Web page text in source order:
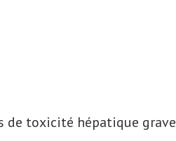
de toxicité hépatique grave